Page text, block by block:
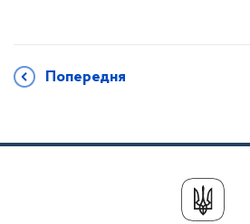
Попередня